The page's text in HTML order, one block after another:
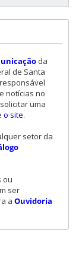
da
de Santa
notícias no
uma
o site.
setor da
ou
ser
a Ouvidoria